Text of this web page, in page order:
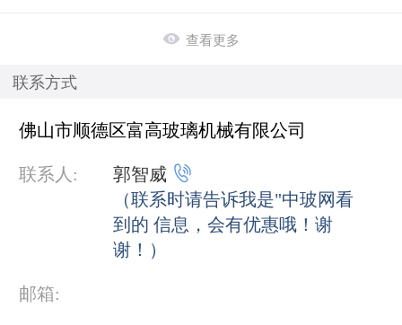
 查看更多
联系方式
佛山市顺德区富高玻璃机械有限公司
联系人: 郭智威 
（联系时请告诉我是"中玻网看
到的 信息，会有优惠哦！谢
谢！）
邮箱: